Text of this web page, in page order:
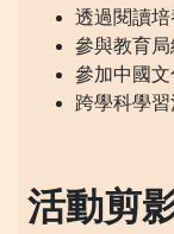
透過閱讀
參與教育
參加中國
跨學科學
活動剪